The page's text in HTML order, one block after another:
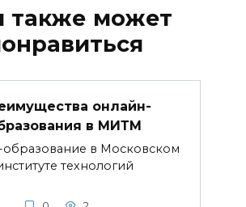
также может
онлайн-
в МИТМ
в Московском
технологий